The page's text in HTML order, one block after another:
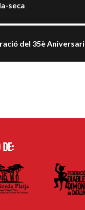
seca
del 35è Aniversari